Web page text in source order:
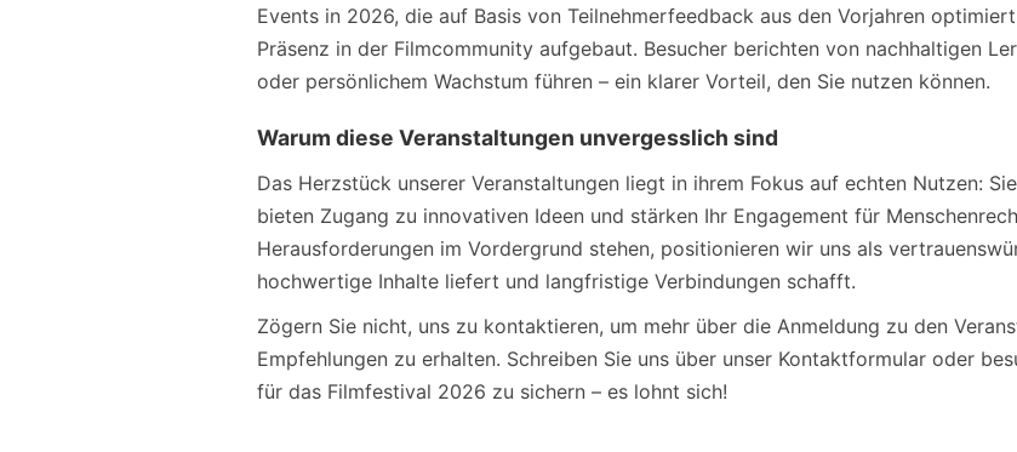
Events in 2026, die auf Basis von Teilnehmerfeedback aus den Vorjahren
Präsenz in der Filmcommunity aufgebaut. Besucher berichten von nachhaltigen
oder persönlichem Wachstum führen – ein klarer Vorteil, den Sie nutzen können.
Warum diese Veranstaltungen unvergesslich sind
Das Herzstück unserer Veranstaltungen liegt in ihrem Fokus auf echten Nutzen:
bieten Zugang zu innovativen Ideen und stärken Ihr Engagement für
Herausforderungen im Vordergrund stehen, positionieren wir uns als
hochwertige Inhalte liefert und langfristige Verbindungen schafft.
Zögern Sie nicht, uns zu kontaktieren, um mehr über die Anmeldung zu den
Empfehlungen zu erhalten. Schreiben Sie uns über unser Kontaktformular oder
für das Filmfestival 2026 zu sichern – es lohnt sich!